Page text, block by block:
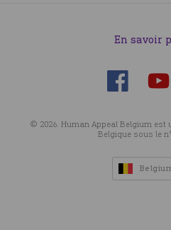
En savoir
Suivez-
nous
Facebook
© 2026. Human Appeal Belgium
Belgique sous le